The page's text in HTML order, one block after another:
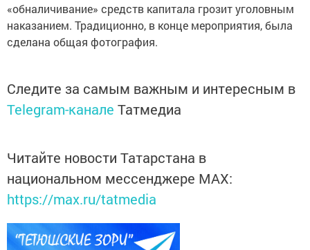
«обналичивание» средств капитала грозит уголовным
наказанием. Традиционно, в конце мероприятия, была
сделана общая фотография.
Следите за самым важным и интересным в
Telegram-канале Татмедиа
Читайте новости Татарстана в
национальном мессенджере MАХ:
https://max.ru/tatmedia